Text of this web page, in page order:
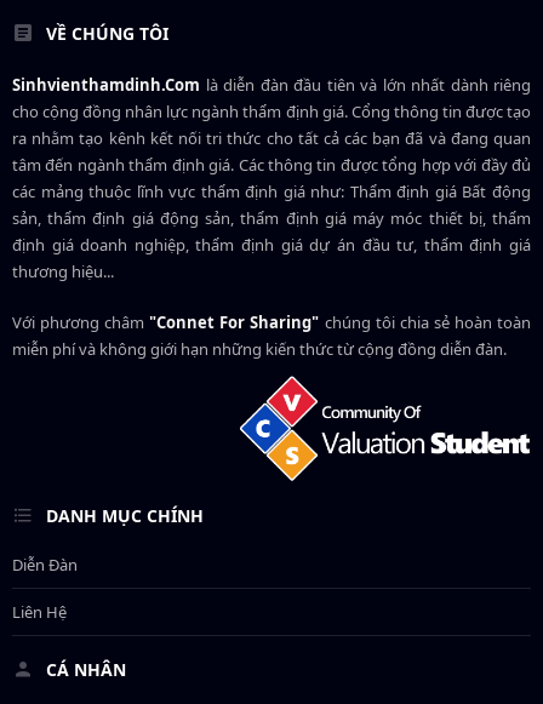
VỀ CHÚNG TÔI
Sinhvienthamdinh.Com là diễn đàn đầu tiên và lớn nhất dành riêng
cho cộng đồng nhân lực ngànhthẩm định giá. Cổng thông tin được tạo
ra nhằm tạo kênh kết nối tri thức cho tất cả các bạn đã và đang quan
tâm đến ngành thẩm định giá. Các thông tin được tổng hợp với đầy đủ
các mảng thuộc lĩnh vực thẩm định giá như: Thẩm định giá Bất động
sản, thẩm định giá động sản, thẩm định giá máy móc thiết bị, thẩm
định giá doanh nghiệp, thẩm định giá dự án đầu tư, thẩm định giá
thương hiệu...
Với phương châm"Connet For Sharing" chúng tôi chia sẻ hoàn toàn
miễn phí và không giới hạn những kiến thức từ cộng đồng diễn đàn.
DANH MỤC CHÍNH
Diễn Đàn
Liên Hệ
CÁ NHÂN